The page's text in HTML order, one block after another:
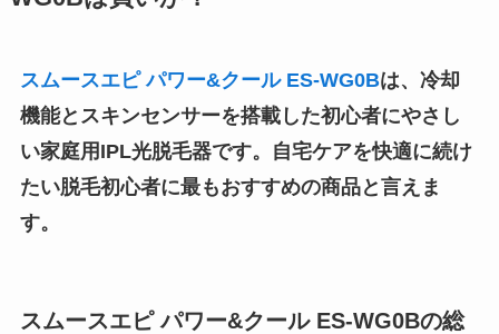
スムースエピ パワー&クール ES-WG0Bは、冷却
機能とスキンセンサーを搭載した初心者にやさし
い家庭用IPL光脱毛器です。自宅ケアを快適に続け
たい脱毛初心者に最もおすすめの商品と言えま
す。
スムースエピ パワー&クール ES-WG0Bの総